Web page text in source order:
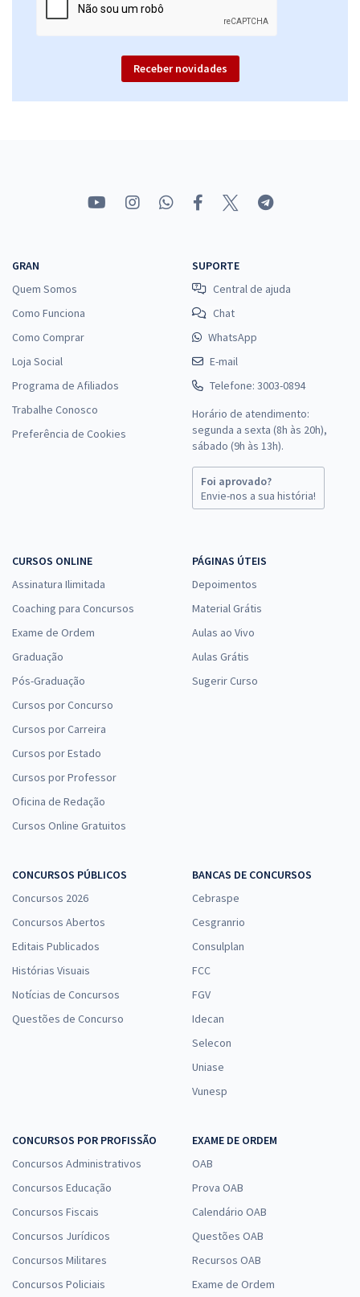
Receber novidades
GRAN
Quem Somos
Como Funciona
Como Comprar
Loja Social
Programa de Afiliados
Trabalhe Conosco
Preferência de Cookies
SUPORTE
Central de ajuda
Chat
WhatsApp
E-mail
Telefone: 3003-0894
Horário de atendimento:
segunda a sexta (8h às 20h),
sábado (9h às 13h).
Foi aprovado?
Envie-nos a sua história!
CURSOS ONLINE
Assinatura Ilimitada
Coaching para Concursos
Exame de Ordem
Graduação
Pós-Graduação
Cursos por Concurso
Cursos por Carreira
Cursos por Estado
Cursos por Professor
Oficina de Redação
Cursos Online Gratuitos
PÁGINAS ÚTEIS
Depoimentos
Material Grátis
Aulas ao Vivo
Aulas Grátis
Sugerir Curso
CONCURSOS PÚBLICOS
Concursos 2026
Concursos Abertos
Editais Publicados
Histórias Visuais
Notícias de Concursos
Questões de Concurso
BANCAS DE CONCURSOS
Cebraspe
Cesgranrio
Consulplan
FCC
FGV
Idecan
Selecon
Uniase
Vunesp
CONCURSOS POR PROFISSÃO
Concursos Administrativos
Concursos Educação
Concursos Fiscais
Concursos Jurídicos
Concursos Militares
Concursos Policiais
EXAME DE ORDEM
OAB
Prova OAB
Calendário OAB
Questões OAB
Recursos OAB
Exame de Ordem